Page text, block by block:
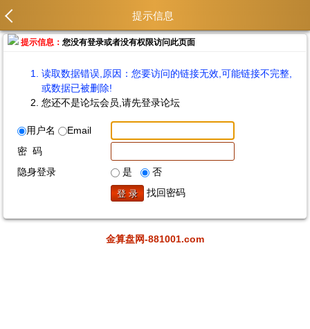
提示信息
提示信息：您没有登录或者没有权限访问此页面
读取数据错误,原因：您要访问的链接无效,可能链接不完整,
或数据已被删除!
您还不是论坛会员,请先登录论坛
用户名
Email
密 码
隐身登录
是
否
找回密码
金算盘网-881001.com